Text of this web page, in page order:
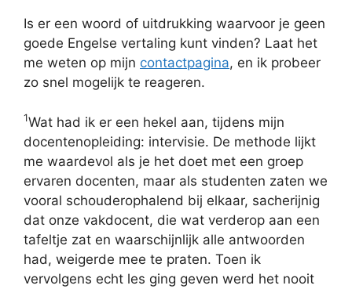
Is er een woord of uitdrukking waarvoor je geen
goede Engelse vertaling kunt vinden? Laat het
me weten op mijn contactpagina, en ik probeer
zo snel mogelijk te reageren.
1Wat had ik er een hekel aan, tijdens mijn
docentenopleiding: intervisie. De methode lijkt
me waardevol als je het doet met een groep
ervaren docenten, maar als studenten zaten we
vooral schouderophalend bij elkaar, sacherijnig
dat onze vakdocent, die wat verderop aan een
tafeltje zat en waarschijnlijk alle antwoorden
had, weigerde mee te praten. Toen ik
vervolgens echt les ging geven werd het nooit